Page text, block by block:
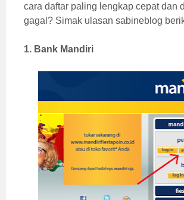
cara daftar paling lengkap cepat dan
gagal? Simak ulasan sabineblog
1. Bank Mandiri